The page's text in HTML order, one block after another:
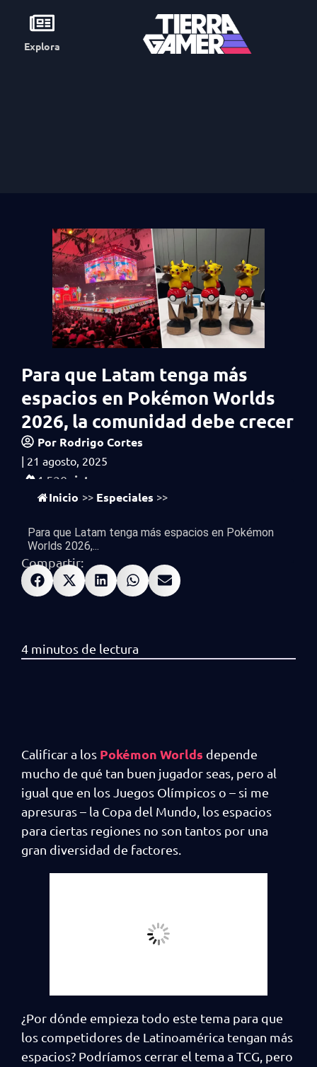
Explora
Para que Latam tenga más
espacios en Pokémon Worlds
2026, la comunidad debe crecer
Por Rodrigo Cortes
| 21 agosto, 2025
4,520 vistas
Inicio >> Especiales >>
Para que Latam tenga más espacios en Pokémon
Worlds 2026,...
Compartir:
Calificar a los Pokémon Worlds depende
mucho de qué tan buen jugador seas, pero al
igual que en los Juegos Olímpicos o – si me
apresuras – la Copa del Mundo, los espacios
para ciertas regiones no son tantos por una
gran diversidad de factores.
¿Por dónde empieza todo este tema para que
los competidores de Latinoamérica tengan más
espacios? Podríamos cerrar el tema a TCG, pero